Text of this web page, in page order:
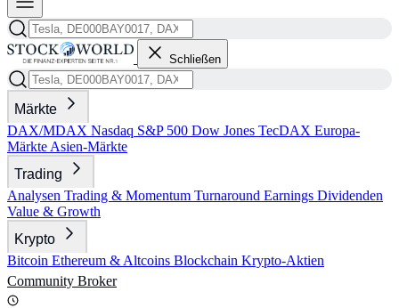
Schließen
Märkte
DAX/MDAX Nasdaq S&P 500 Dow Jones TecDAX Europa-
Märkte Asien-Märkte
Trading
Analysen Trading & Momentum Turnaround Earnings Dividenden
Value & Growth
Krypto
Bitcoin Ethereum & Altcoins Blockchain Krypto-Aktien
Community Broker